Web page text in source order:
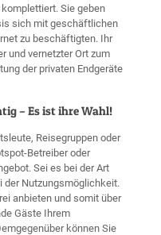
Sie geben
sich mit geschäftlichen
zu beschäftigten. Ihr
und vernetzter Ort zum
der privaten Endgeräte
– Es ist ihre Wahl!
Reisegruppen oder
Betreiber oder
Sei es bei der Art
der Nutzungsmöglichkeit.
anbieten und somit über
Gäste Ihrem
können Sie